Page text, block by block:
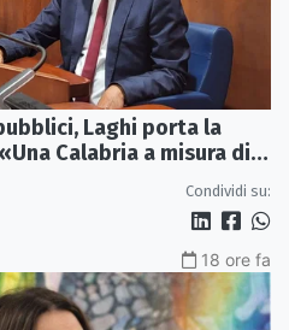
Laghi porta la
Calabria a misura di
Condividi su:
18 ore fa